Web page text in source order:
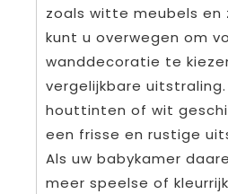
zoals witte meubels
kunt u overwegen om
wanddecoratie te
vergelijkbare
houttinten of wit
een frisse en rustige
Als uw babykamer
meer speelse of